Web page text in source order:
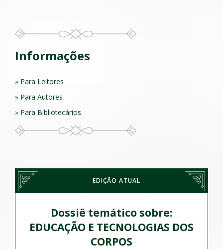
EDIÇÃO ATUAL
Dossiê temático sobre:
EDUCAÇÃO E TECNOLOGIAS DOS
CORPOS
Informações
Para Leitores
Para Autores
Para Bibliotecários